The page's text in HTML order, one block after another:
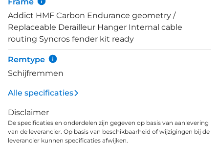
Addict HMF Carbon Endurance geometry /
Replaceable Derailleur Hanger Internal cable
routing Syncros fender kit ready
Remtype
Schijfremmen
Alle specificaties
Disclaimer
De specificaties en onderdelen zijn gegeven op basis van aanlevering
van de leverancier. Op basis van beschikbaarheid of wijzigingen bij de
leverancier kunnen specificaties afwijken.